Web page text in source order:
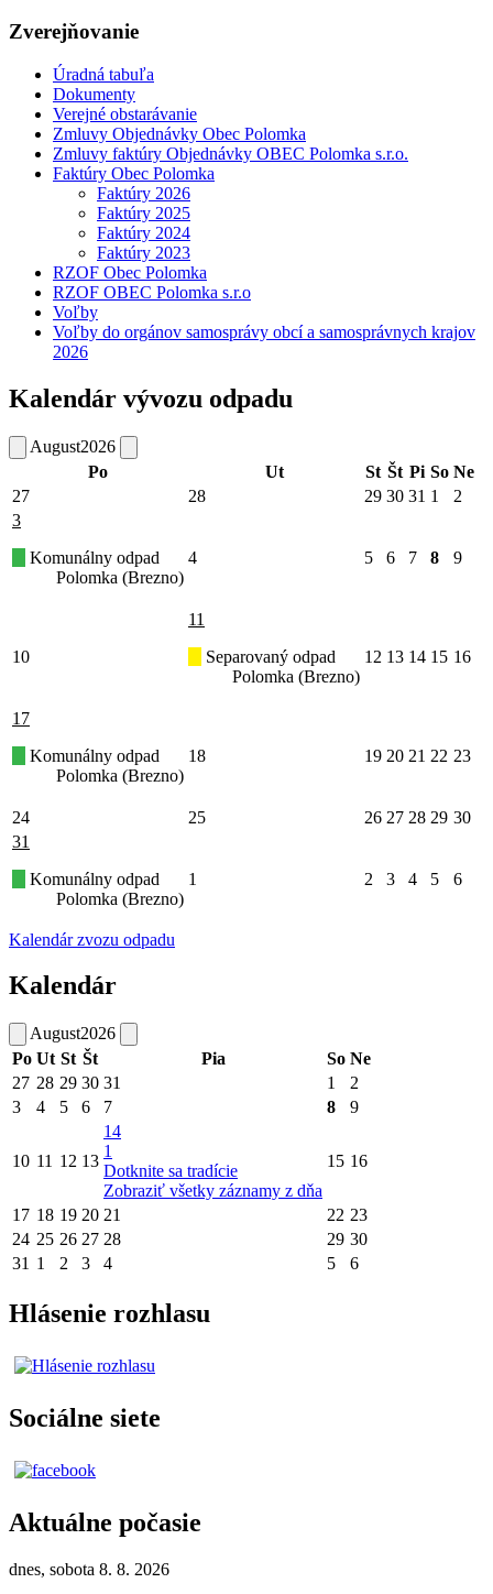
Zverejňovanie
Úradná tabuľa
Dokumenty
Verejné obstarávanie
Zmluvy Objednávky Obec Polomka
Zmluvy faktúry Objednávky OBEC Polomka s.r.o.
Faktúry Obec Polomka
Faktúry 2026
Faktúry 2025
Faktúry 2024
Faktúry 2023
RZOF Obec Polomka
RZOF OBEC Polomka s.r.o
Voľby
Voľby do orgánov samosprávy obcí a samosprávnych krajov
2026
Kalendár vývozu odpadu
August2026
Po
Ut St Št Pi So Ne
27
28 29 30 31 1
2
3
Komunálny odpad
Polomka (Brezno)
4 5 6 7 8 9
10
11
Separovaný odpad
Polomka (Brezno)
12 13 14 15 16
17
Komunálny odpad
Polomka (Brezno)
18 19 20 21 22 23
24 25 26 27 28 29 30
31
Komunálny odpad
Polomka (Brezno)
1 2 3 4 5 6
Kalendár zvozu odpadu
Kalendár
August2026
Po Ut St Št Pia So Ne
27 28 29 30 31 1
2
3
4 5 6 7 8 9
10 11 12 13
14
1
Dotknite sa tradície
Zobraziť všetky záznamy z dňa
15 16
17 18 19 20 21 22 23
24 25 26 27 28 29 30
31 1 2 3 4 5 6
Hlásenie rozhlasu
Sociálne siete
Aktuálne počasie
dnes, sobota 8. 8. 2026